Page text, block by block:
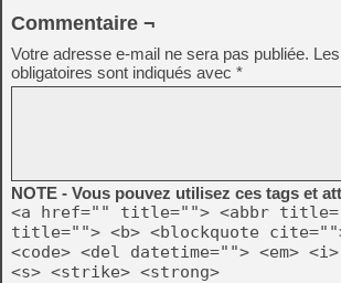
Commentaire ¬
Votre adresse e-mail ne sera pas publiée.
obligatoires sont indiqués avec *
NOTE - Vous pouvez utilisez ces tags et
<a href="" title=""> <abbr
title=""> <b> <blockquote
<code> <del datetime=""> <em>
<s> <strike> <strong>